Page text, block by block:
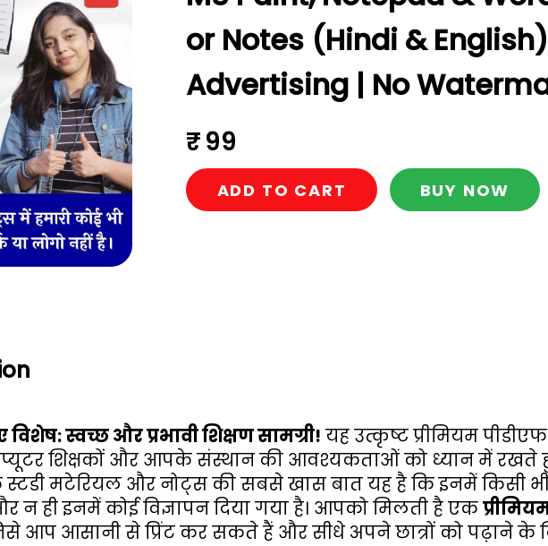
or Notes (Hindi &
Advertising | No
₹ 99
ADD TO CART BUY NOW
स्वच्छ और प्रभावी शिक्षण सामग्री! यह उत्कृष्ट प्रीमियम
शिक्षकों और आपके संस्थान की आवश्यकताओं को ध्यान में रखते
मटेरियल और नोट्स की सबसे खास बात यह है कि इनमें किसी भी
न ही इनमें कोई विज्ञापन दिया गया है। आपको मिलती है एक
आप आसानी से प्रिंट कर सकते हैं और सीधे अपने छात्रों को पढ़ाने